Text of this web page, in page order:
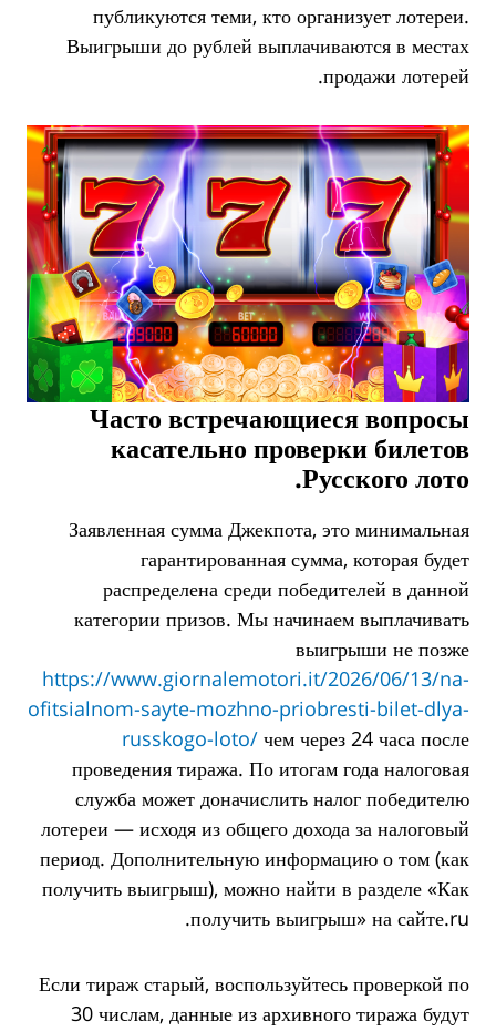
публикуются теми, кто организует лотереи.
Выигрыши до рублей выплачиваются в местах
продажи лотерей.
Часто встречающиеся вопросы
касательно проверки билетов
Русского лото.
Заявленная сумма Джекпота, это минимальная
гарантированная сумма, которая будет
распределена среди победителей в данной
категории призов. Мы начинаем выплачивать
выигрыши не позже
https://www.giornalemotori.it/2026/06/13/na-
ofitsialnom-sayte-mozhno-priobresti-bilet-dlya-
russkogo-loto/ чем через 24 часа после
проведения тиража. По итогам года налоговая
служба может доначислить налог победителю
лотереи — исходя из общего дохода за налоговый
период. Дополнительную информацию о том (как
получить выигрыш), можно найти в разделе «Как
получить выигрыш» на сайте.ru.
Если тираж старый, воспользуйтесь проверкой по
30 числам, данные из архивного тиража будут